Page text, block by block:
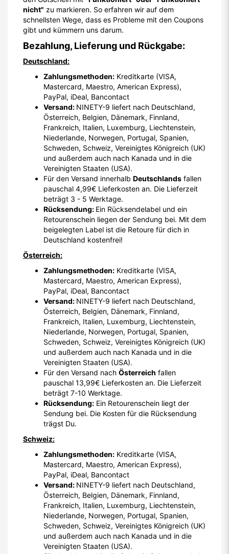
nicht" zu markieren. So erfahren wir auf dem
schnellsten Wege, dass es Probleme mit den Coupons
gibt und kümmern uns darum.
Bezahlung, Lieferung und Rückgabe:
Deutschland:
Zahlungsmethoden: Kreditkarte (VISA,
Mastercard, Maestro, American Express),
PayPal, iDeal, Bancontact
Versand: NINETY-9 liefert nach Deutschland,
Österreich, Belgien, Dänemark, Finnland,
Frankreich, Italien, Luxemburg, Liechtenstein,
Niederlande, Norwegen, Portugal, Spanien,
Schweden, Schweiz, Vereinigtes Königreich (UK)
und außerdem auch nach Kanada und in die
Vereinigten Staaten (USA).
Für den Versand innerhalb Deutschlands fallen
pauschal 4,99€ Lieferkosten an. Die Lieferzeit
beträgt 3 - 5 Werktage.
Rücksendung: Ein Rücksendelabel und ein
Retourenschein liegen der Sendung bei. Mit dem
beigelegten Label ist die Retoure für dich in
Deutschland kostenfrei!
Österreich:
Zahlungsmethoden: Kreditkarte (VISA,
Mastercard, Maestro, American Express),
PayPal, iDeal, Bancontact
Versand: NINETY-9 liefert nach Deutschland,
Österreich, Belgien, Dänemark, Finnland,
Frankreich, Italien, Luxemburg, Liechtenstein,
Niederlande, Norwegen, Portugal, Spanien,
Schweden, Schweiz, Vereinigtes Königreich (UK)
und außerdem auch nach Kanada und in die
Vereinigten Staaten (USA).
Für den Versand nach Österreich fallen
pauschal 13,99€ Lieferkosten an. Die Lieferzeit
beträgt 7-10 Werktage.
Rücksendung: Ein Retourenschein liegt der
Sendung bei. Die Kosten für die Rücksendung
trägst Du.
Schweiz:
Zahlungsmethoden: Kreditkarte (VISA,
Mastercard, Maestro, American Express),
PayPal, iDeal, Bancontact
Versand: NINETY-9 liefert nach Deutschland,
Österreich, Belgien, Dänemark, Finnland,
Frankreich, Italien, Luxemburg, Liechtenstein,
Niederlande, Norwegen, Portugal, Spanien,
Schweden, Schweiz, Vereinigtes Königreich (UK)
und außerdem auch nach Kanada und in die
Vereinigten Staaten (USA).